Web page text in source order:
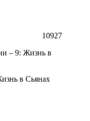
10927
в Сьянах